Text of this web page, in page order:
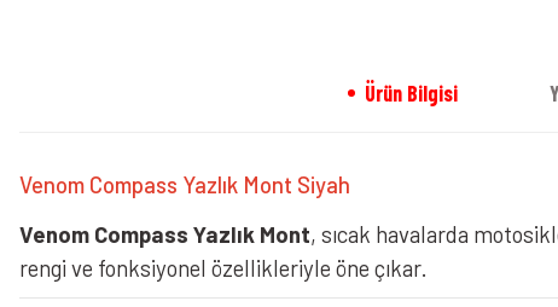
Ürün Bilgisi
Venom Compass Yazlık Mont Siyah
Venom Compass Yazlık Mont, sıcak havalarda
rengi ve fonksiyonel özellikleriyle öne çıkar.